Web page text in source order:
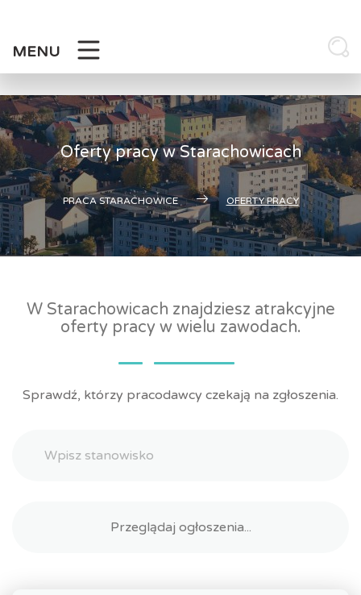
MENU
Oferty pracy w Starachowicach
PRACA STARACHOWICE OFERTY PRACY
W Starachowicach znajdziesz atrakcyjne
oferty pracy w wielu zawodach.
Sprawdź, którzy pracodawcy czekają na zgłoszenia.